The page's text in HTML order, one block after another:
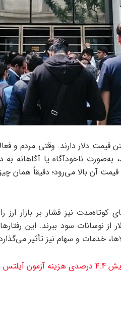
قیمت دلار دارند. وقتی مردم و
به‌صورت ناخودآگاه یا آگاهانه
قیمت آن بالا می‌رود؛ دقیقاً همان
کوتاه‌مدت نیز فشار بر بازار
از نوسانات سود ببرند. این
خدمات و سهام نیز تأثیر
مهر 1404 | آخرین نرخ ثبت‌نام